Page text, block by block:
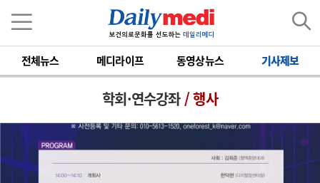
전체뉴스 메디라이프 동영상뉴스 기사제보
학회·연수강좌/ 행사